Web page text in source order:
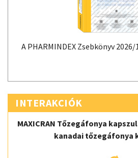
A PHARMINDEX Zsebkönyv
INTERAKCIÓK
MAXICRAN Tőzegáfonya
kanadai tőzegáfonya